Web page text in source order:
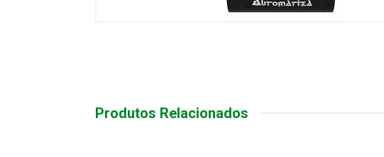
Produtos Relacionados